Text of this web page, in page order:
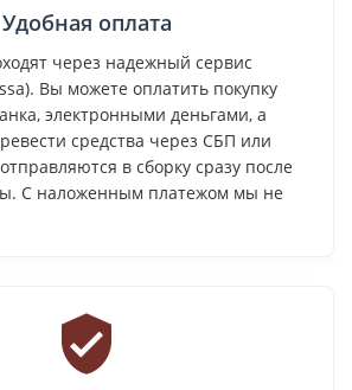
Удобная оплата
через надежный сервис
Вы можете оплатить покупку
электронными деньгами, а
средства через СБП или
в сборку сразу после
С наложенным платежом мы не